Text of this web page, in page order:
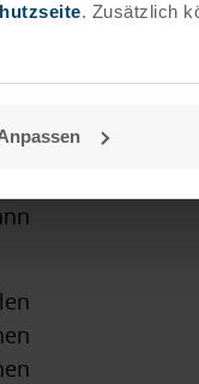
. Zusätzlich